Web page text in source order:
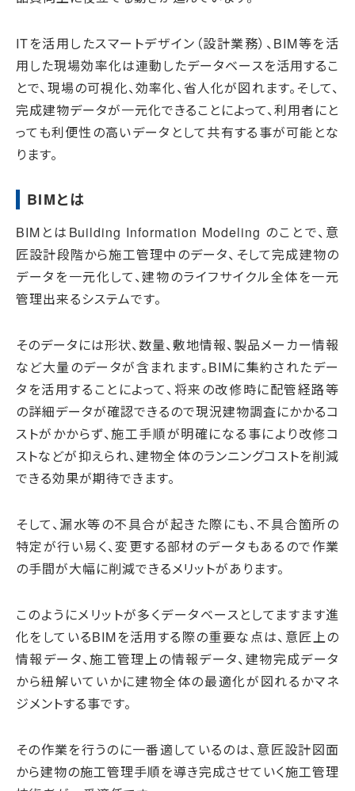
ITを活用したスマートデザイン（設計業務）、BIM等を活
用した現場効率化は連動したデータベースを活用するこ
とで、現場の可視化、効率化、省人化が図れます。そして、
完成建物データが一元化できることによって、利用者にと
っても利便性の高いデータとして共有する事が可能とな
ります。
BIMとは
BIMとはBuilding Information Modeling のことで、意
匠設計段階から施工管理中のデータ、そして完成建物の
データを一元化して、建物のライフサイクル全体を一元
管理出来るシステムです。
そのデータには形状、数量、敷地情報、製品メーカー情報
など大量のデータが含まれます。BIMに集約されたデー
タを活用することによって、将来の改修時に配管経路等
の詳細データが確認できるので現況建物調査にかかるコ
ストがかからず、施工手順が明確になる事により改修コ
ストなどが抑えられ、建物全体のランニングコストを削減
できる効果が期待できます。
そして、漏水等の不具合が起きた際にも、不具合箇所の
特定が行い易く、変更する部材のデータもあるので作業
の手間が大幅に削減できるメリットがあります。
このようにメリットが多くデータベースとしてますます進
化をしているBIMを活用する際の重要な点は、意匠上の
情報データ、施工管理上の情報データ、建物完成データ
から紐解いていかに建物全体の最適化が図れるかマネ
ジメントする事です。
その作業を行うのに一番適しているのは、意匠設計図面
から建物の施工管理手順を導き完成させていく施工管理